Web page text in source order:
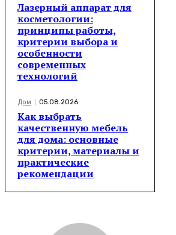
Лазерный аппарат для
косметологии:
принципы работы,
критерии выбора и
особенности
современных
технологий
Дом 05.08.2026
Как выбрать
качественную мебель
для дома: основные
критерии, материалы и
практические
рекомендации